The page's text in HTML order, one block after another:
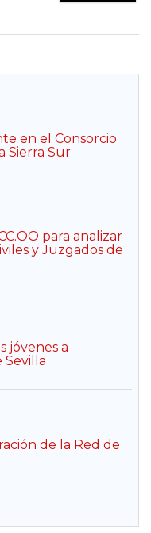
en el Consorcio
Sierra Sur
para analizar
y Juzgados de
jóvenes a
Sevilla
de la Red de